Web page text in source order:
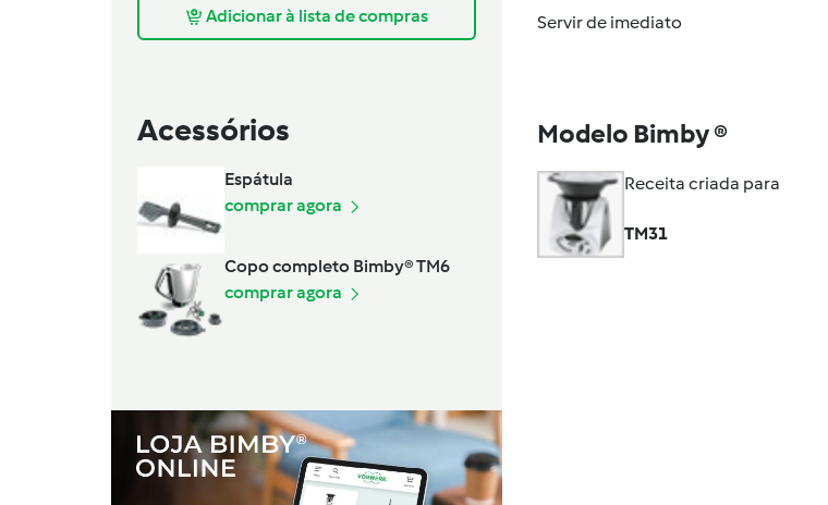
Adicionar à lista de compras
Acessórios
Espátula
comprar agora
Copo completo Bimby® TM6
comprar agora
Servir de imediato
Modelo Bimby ®
Receita criada para
TM31